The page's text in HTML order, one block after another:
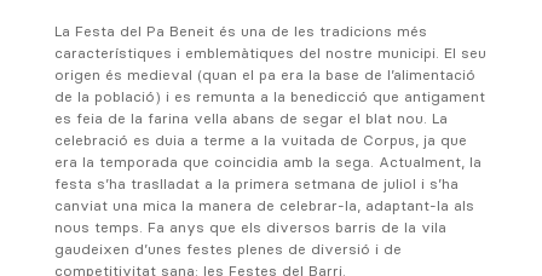
La Festa del Pa Beneit és una de les tradicions més
característiques i emblemàtiques del nostre municipi. El seu
origen és medieval (quan el pa era la base de l’alimentació
de la població) i es remunta a la benedicció que antigament
es feia de la farina vella abans de segar el blat nou. La
celebració es duia a terme a la vuitada de Corpus, ja que
era la temporada que coincidia amb la sega. Actualment, la
festa s’ha traslladat a la primera setmana de juliol i s’ha
canviat una mica la manera de celebrar-la, adaptant-la als
nous temps. Fa anys que els diversos barris de la vila
gaudeixen d’unes festes plenes de diversió i de
competitivitat sana: les Festes del Barri.